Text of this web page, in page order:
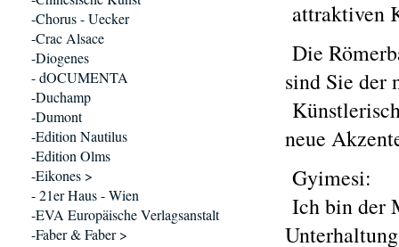
attraktiven
Die
sind Sie der
neue
Gyimesi:
Ich bin der
-Chorus - Uecker
-Crac Alsace
-Diogenes
- dOCUMENTA
-Duchamp
-Dumont
-Edition Nautilus
-Edition Olms
-Eikones >
- 21er Haus - Wien
-EVA Europäische Verlagsanstalt
-Faber & Faber >